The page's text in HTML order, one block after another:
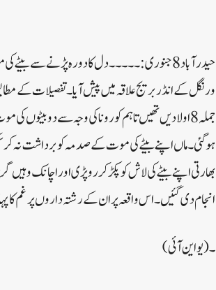
حیدرآباد8جنوری:۔۔۔۔۔دل کا دورہ پڑنے سے
جملہ 8اولادیں تھیں تاہم کورونا کی وجہ سے دو
ہوگئی۔ماں اپنے بیٹے کی موت کے صدمہ کو برداشت نہ کر
بھارتی اپنے بیٹے کی لاش کو پکڑ کر رو پڑی اور اچانک
انجام دی گئیں۔اس واقعہ پر ان کے رشتہ داروں پر غم کا
۔(یواین آئی)